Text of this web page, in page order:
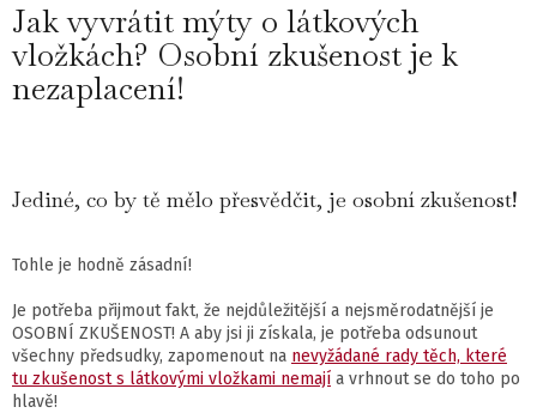
Jak vyvrátit mýty o látkových
vložkách? Osobní zkušenost je k
nezaplacení!
Jediné, co by tě mělo přesvědčit, je osobní zkušenost!
Tohle je hodně zásadní!
Je potřeba přijmout fakt, že nejdůležitější a nejsměrodatnější je
OSOBNÍ ZKUŠENOST! A aby jsi ji získala, je potřeba odsunout
všechny předsudky, zapomenout na nevyžádané rady těch, které
tu zkušenost s látkovými vložkami nemají a vrhnout se do toho po
hlavě!